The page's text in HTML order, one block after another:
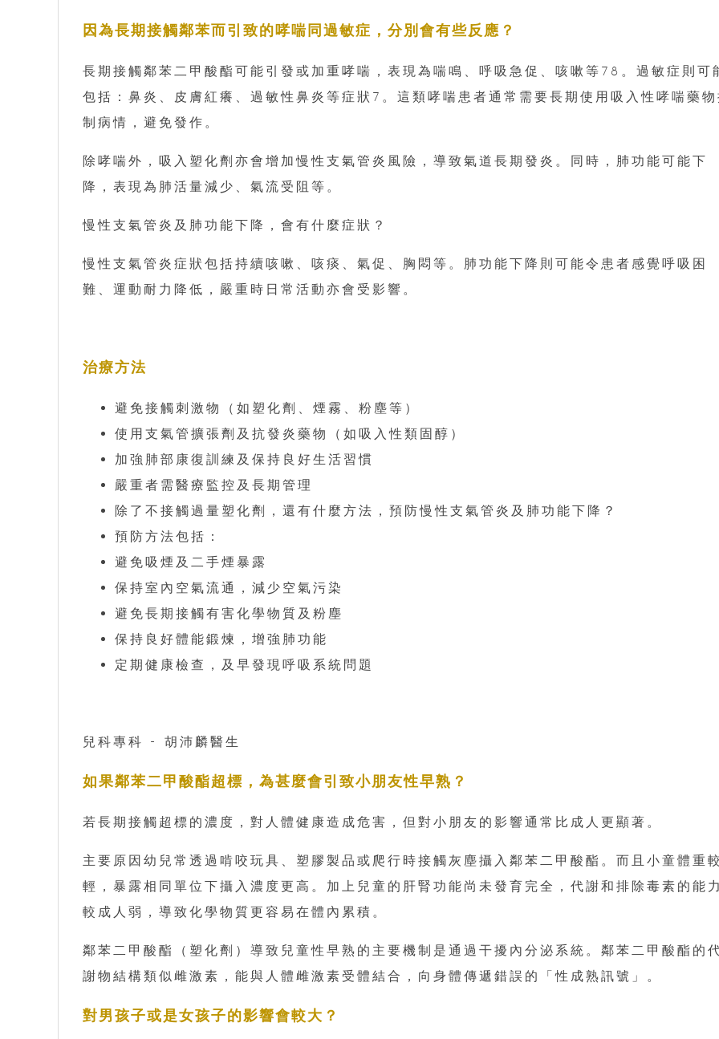
因為長期接觸鄰苯而引致的哮喘同過敏症，分別會有些反應？
長期接觸鄰苯二甲酸酯可能引發或加重哮喘，表現為喘鳴、呼吸急促、咳嗽等78。過敏症則可
包括：鼻炎、皮膚紅癢、過敏性鼻炎等症狀7。這類哮喘患者通常需要長期使用吸入性哮喘藥
制病情，避免發作。
除哮喘外，吸入塑化劑亦會增加慢性支氣管炎風險，導致氣道長期發炎。同時，肺功能可能下
降，表現為肺活量減少、氣流受阻等。
慢性支氣管炎及肺功能下降，會有什麼症狀？
慢性支氣管炎症狀包括持續咳嗽、咳痰、氣促、胸悶等。肺功能下降則可能令患者感覺呼吸困
難、運動耐力降低，嚴重時日常活動亦會受影響。
治療方法
避免接觸刺激物（如塑化劑、煙霧、粉塵等）
使用支氣管擴張劑及抗發炎藥物（如吸入性類固醇）
加強肺部康復訓練及保持良好生活習慣
嚴重者需醫療監控及長期管理
除了不接觸過量塑化劑，還有什麼方法，預防慢性支氣管炎及肺功能下降？
預防方法包括：
避免吸煙及二手煙暴露
保持室內空氣流通，減少空氣污染
避免長期接觸有害化學物質及粉塵
保持良好體能鍛煉，增強肺功能
定期健康檢查，及早發現呼吸系統問題
兒科專科 - 胡沛麟醫生
如果鄰苯二甲酸酯超標，為甚麼會引致小朋友性早熟？
若長期接觸超標的濃度，對人體健康造成危害，但對小朋友的影響通常比成人更顯著。
主要原因幼兒常透過啃咬玩具、塑膠製品或爬行時接觸灰塵攝入鄰苯二甲酸酯。而且小童體重
輕，暴露相同單位下攝入濃度更高。加上兒童的肝腎功能尚未發育完全，代謝和排除毒素的能
較成人弱，導致化學物質更容易在體內累積。
鄰苯二甲酸酯（塑化劑）導致兒童性早熟的主要機制是通過干擾內分泌系統。鄰苯二甲酸酯的
謝物結構類似雌激素，能與人體雌激素受體結合，向身體傳遞錯誤的「性成熟訊號」。
對男孩子或是女孩子的影響會較大？